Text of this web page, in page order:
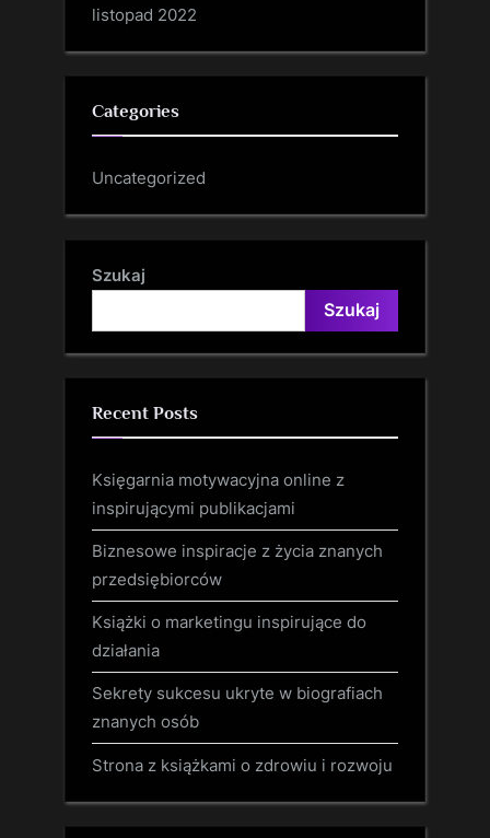
listopad 2022
Categories
Uncategorized
Szukaj
Szukaj
Recent Posts
Księgarnia motywacyjna online z
inspirującymi publikacjami
Biznesowe inspiracje z życia znanych
przedsiębiorców
Książki o marketingu inspirujące do
działania
Sekrety sukcesu ukryte w biografiach
znanych osób
Strona z książkami o zdrowiu i rozwoju